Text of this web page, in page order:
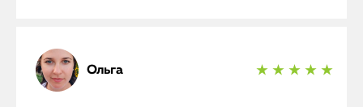
Ольга ★ ★ ★ ★ ★